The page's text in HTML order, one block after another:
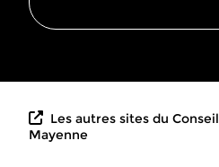
Les autres sites du
Mayenne